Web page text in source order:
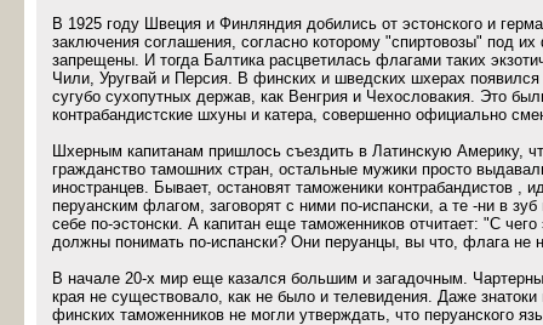
В 1925 году Швеция и Финляндия добились от эстонского и
заключения соглашения, согласно которому "спиртовозы" под
запрещены. И тогда Балтика расцветилась флагами таких
Чили, Уругвай и Персия. В финских и шведских шхерах
сугубо сухопутных держав, как Венгрия и Чехословакия. Это
контрабандистские шхуны и катера, совершенно официально
Шхерным капитанам пришлось съездить в Латинскую Америку,
гражданство тамошних стран, остальные мужики просто
иностранцев. Бывает, остановят таможеники контрабандистов ,
перуанским флагом, заговорят с ними по-испански, а те -ни в
себе по-эстонски. А капитан еще таможенников отчитает: "С чего
должны понимать по-испански? Они перуанцы, вы что, флага не
В начале 20-х мир еще казался большим и загадочным.
края не существовало, как не было и телевидения. Даже знатоки
финских таможенников не могли утверждать, что перуанского